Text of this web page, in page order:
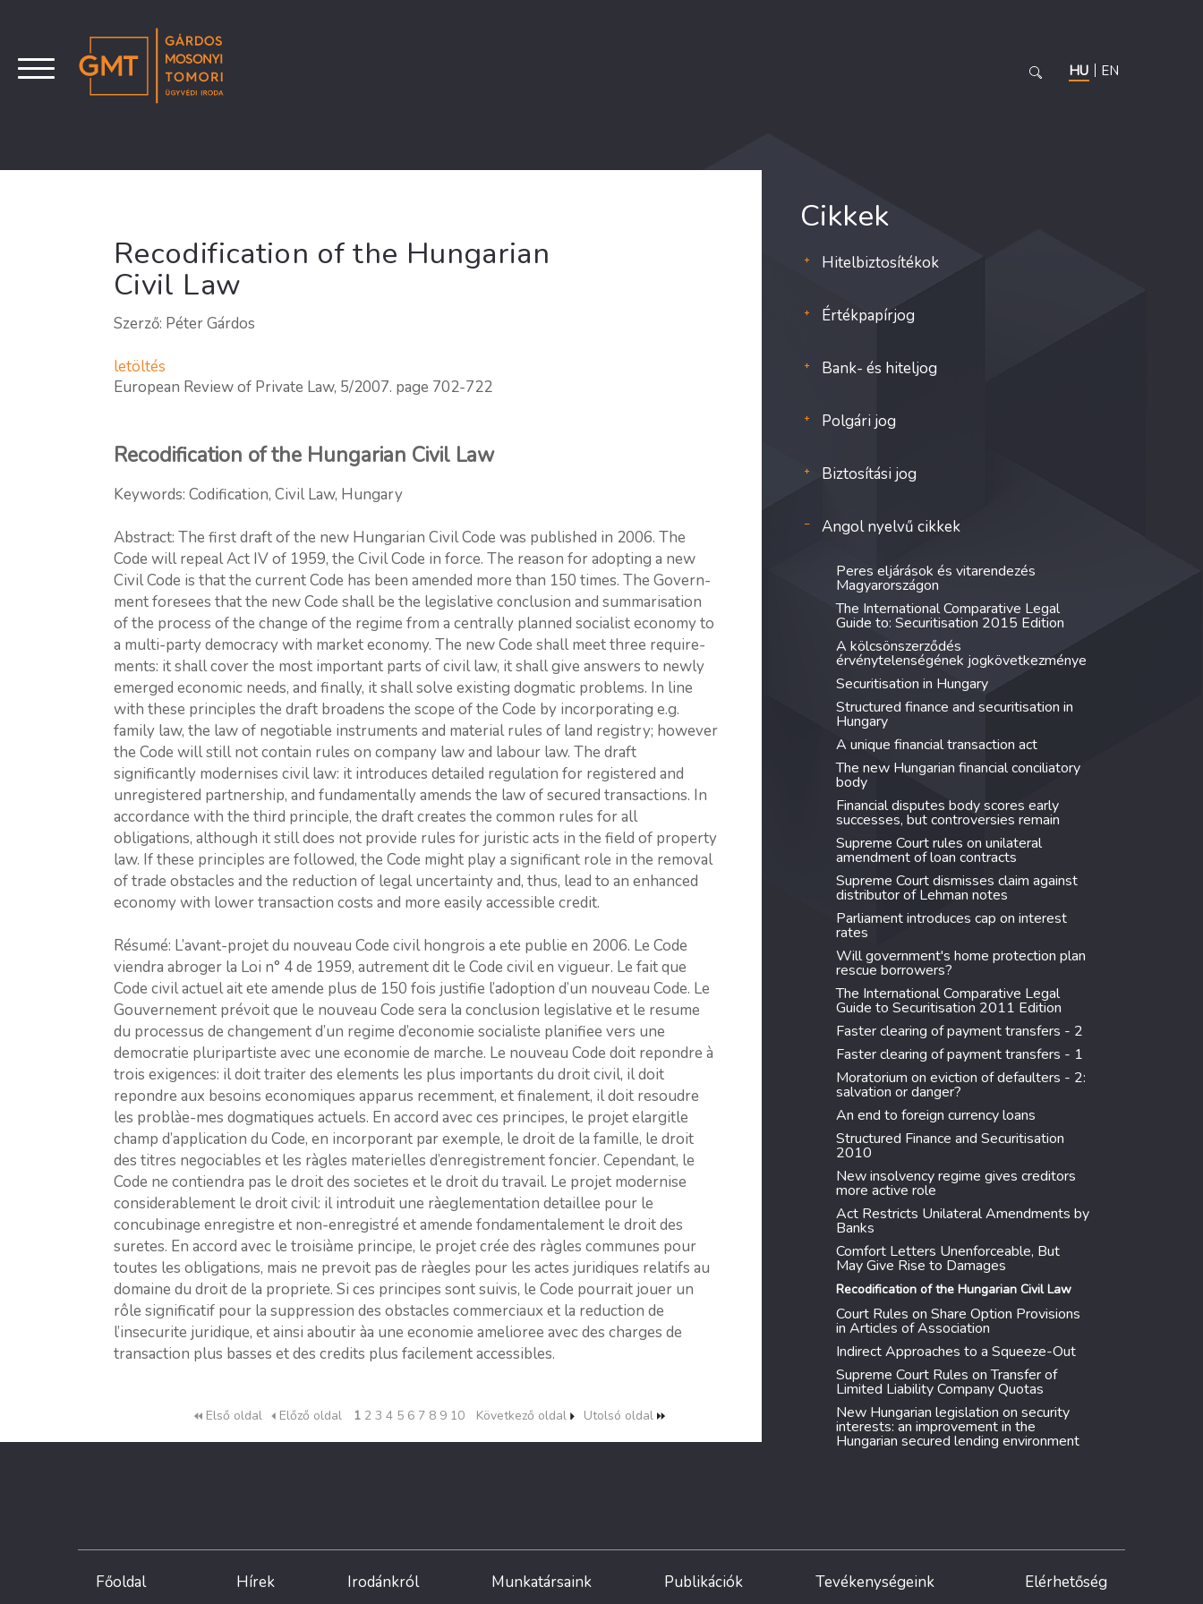
HU EN
Recodification of the Hungarian
Civil Law
Szerző: Péter Gárdos
letöltés
European Review of Private Law, 5/2007. page 702-722
Recodification of the Hungarian Civil Law
Keywords: Codification, Civil Law, Hungary
Abstract: The first draft of the new Hungarian Civil Code was published in 2006. The
Code will repeal Act IV of 1959, the Civil Code in force. The reason for adopting a new
Civil Code is that the current Code has been amended more than 150 times. The Govern­
ment foresees that the new Code shall be the legislative conclusion and summarisation
of the process of the change of the regime from a centrally planned socialist economy to
a multi-party democracy with market economy. The new Code shall meet three require­
ments: it shall cover the most important parts of civil law, it shall give answers to newly
emerged economic needs, and finally, it shall solve existing dogmatic problems. In line
with these principles the draft broadens the scope of the Code by incorporating e.g.
family law, the law of negotiable instruments and material rules of land registry; however
the Code will still not contain rules on company law and labour law. The draft
significantly modernises civil law: it introduces detailed regulation for registered and
unregistered partnership, and fundamentally amends the law of secured transactions. In
accordance with the third principle, the draft creates the common rules for all
obligations, although it still does not provide rules for juristic acts in the field of property
law. If these principles are followed, the Code might play a significant role in the removal
of trade obstacles and the reduction of legal uncertainty and, thus, lead to an enhanced
economy with lower transaction costs and more easily accessible credit.
Résumé: L’avant-projet du nouveau Code civil hongrois a ete publie en 2006. Le Code
viendra abroger la Loi n° 4 de 1959, autrement dit le Code civil en vigueur. Le fait que
Code civil actuel ait ete amende plus de 150 fois justifie l’adoption d’un nouveau Code. Le
Gouvernement prévoit que le nouveau Code sera la conclusion legislative et le resume
du processus de changement d’un regime d’economie socialiste planifiee vers une
democra­tie pluripartiste avec une economie de marche. Le nouveau Code doit repondre à
trois exigences: il doit traiter des elements les plus importants du droit civil, il doit
repondre aux besoins economiques apparus recemment, et finalement, il doit resoudre
les problàe-mes dogmatiques actuels. En accord avec ces principes, le projet elargitle
champ d’appli­cation du Code, en incorporant par exemple, le droit de la famille, le droit
des titres negociables et les ràgles materielles d’enregistrement foncier. Cependant, le
Code ne contiendra pas le droit des societes et le droit du travail. Le projet modernise
consider­ablement le droit civil: il introduit une ràeglementation detaillee pour le
concubinage enregistre et non-enregistré et amende fondamentalement le droit des
suretes. En accord avec le troisiàme principe, le projet crée des ràgles communes pour
toutes les obligations, mais ne prevoit pas de ràegles pour les actes juridiques relatifs au
domaine du droit de la propriete. Si ces principes sont suivis, le Code pourrait jouer un
rôle significatif pour la suppression des obstacles commerciaux et la reduction de
l’insecurite juridique, et ainsi aboutir àa une economie amelioree avec des charges de
transaction plus basses et des credits plus facilement accessibles.
Első oldal Előző oldal 1 2 3 4 5 6 7 8 9 10 Következő oldal Utolsó oldal
Cikkek
Hitelbiztosítékok
Értékpapírjog
Bank- és hiteljog
Polgári jog
Biztosítási jog
Angol nyelvű cikkek
Peres eljárások és vitarendezés
Magyarországon
The International Comparative Legal
Guide to: Securitisation 2015 Edition
A kölcsönszerződés
érvénytelenségének jogkövetkezménye
Securitisation in Hungary
Structured finance and securitisation in
Hungary
A unique financial transaction act
The new Hungarian financial conciliatory
body
Financial disputes body scores early
successes, but controversies remain
Supreme Court rules on unilateral
amendment of loan contracts
Supreme Court dismisses claim against
distributor of Lehman notes
Parliament introduces cap on interest
rates
Will government's home protection plan
rescue borrowers?
The International Comparative Legal
Guide to Securitisation 2011 Edition
Faster clearing of payment transfers - 2
Faster clearing of payment transfers - 1
Moratorium on eviction of defaulters - 2:
salvation or danger?
An end to foreign currency loans
Structured Finance and Securitisation
2010
New insolvency regime gives creditors
more active role
Act Restricts Unilateral Amendments by
Banks
Comfort Letters Unenforceable, But
May Give Rise to Damages
Recodification of the Hungarian Civil Law
Court Rules on Share Option Provisions
in Articles of Association
Indirect Approaches to a Squeeze-Out
Supreme Court Rules on Transfer of
Limited Liability Company Quotas
New Hungarian legislation on security
interests: an improvement in the
Hungarian secured lending environment
Főoldal Hírek Irodánkról Munkatársaink Publikációk Tevékenységeink Elérhetőség